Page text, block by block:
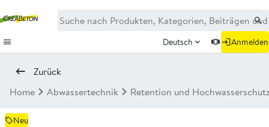
Deutsch Anmelden
Zurück
Home
Abwassertechnik Retention und
Neu